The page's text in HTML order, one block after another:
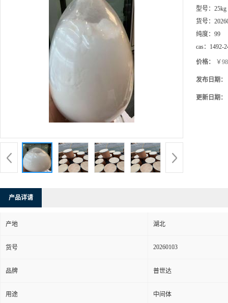
型号： 25kg
货号：
纯度： 99
cas： 1492-
价格： ￥
发布日期：
更新日期：
产品详请
产地 湖北
货号 20260103
品牌 普世达
用途 中间体